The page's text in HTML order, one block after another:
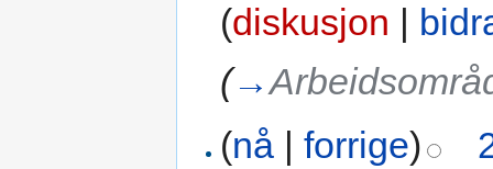
(diskusjon |
(→
(nå |forrige)